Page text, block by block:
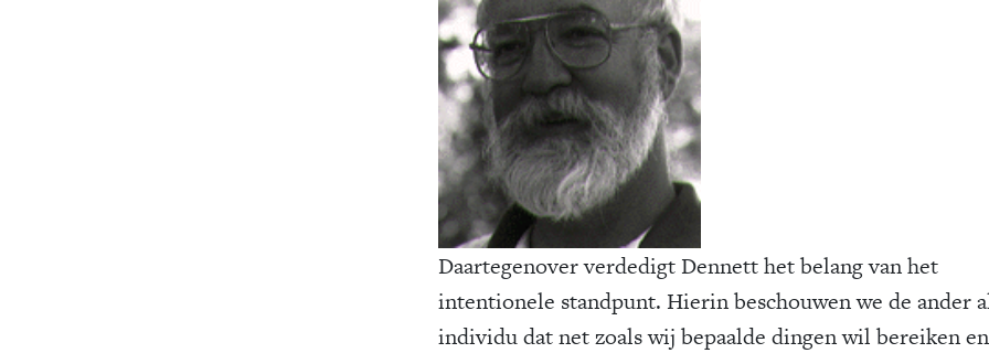
Daartegenover verdedigt Dennett het belang van het
intentionele standpunt. Hierin beschouwen we de ander
individu dat net zoals wij bepaalde dingen wil bereiken en